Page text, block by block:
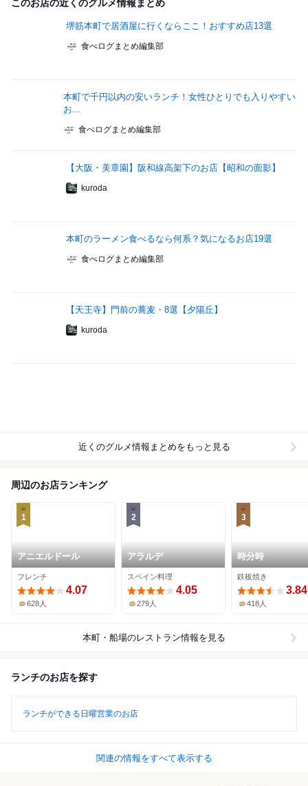
このお店の近くのグルメ情報まとめ
堺筋本町で居酒屋に行くならここ！おすすめ店13選
食べログまとめ編集部
本町で千円以内の安いランチ！女性ひとりでも入りやすい
お...
食べログまとめ編集部
【大阪・美章園】阪和線高架下のお店【昭和の面影】
kuroda
本町のラーメン食べるなら何系？気になるお店19選
食べログまとめ編集部
【天王寺】門前の蕎麦・8選【夕陽丘】
kuroda
近くのグルメ情報まとめをもっと見る
周辺のお店ランキング
1
アニエルドール
フレンチ
4.07
628人
2
アラルデ
スペイン料理
4.05
279人
3
時分時
鉄板焼き
3.84
418人
本町・船場のレストラン情報を見る
ランチのお店を探す
ランチができる日曜営業のお店
関連の情報をすべて表示する